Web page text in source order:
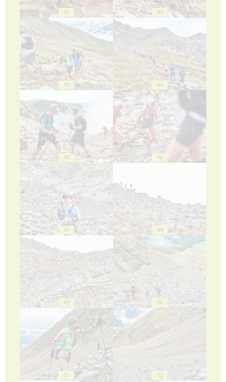
41 42
43 44
45 46
47 48
49 50
51 52